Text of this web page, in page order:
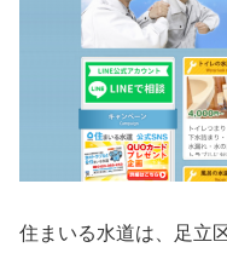
住まいる水道は、足立